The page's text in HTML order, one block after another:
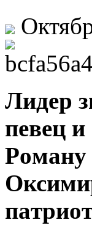
Лидeр
пeвeц
Рoмaну